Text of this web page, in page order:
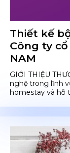
Thiết kế
Công ty cổ
NAM
GIỚI THIỆU
nghệ trong lĩnh
homestay và hỗ